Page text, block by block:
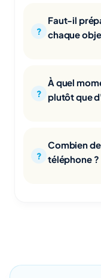
Faut-il
chaque
À quel
plutôt que
Combien
téléphone ?